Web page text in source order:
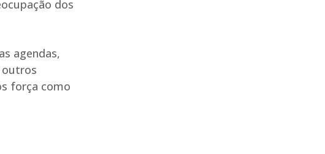
dos
agendas,
outros
força como